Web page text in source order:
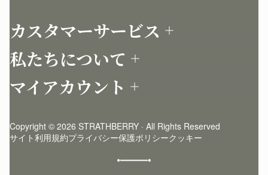
カスタマーサービス
配送について
よくあるご質問
私たちについて
ストラスベリーについて
ストラスベリー 愛用 者のスタイリング
マイアカウント
ストラスベリーインサイダー
Copyright © 2026 STRATHBERRY · All Rights Reserved
サイト利用規約プライバシー保護ポリシークッキー